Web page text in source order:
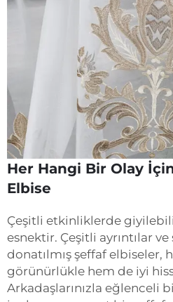
Her Hangi Bir Olay
Elbise
Çeşitli etkinliklerde
esnektir. Çeşitli ayrıntılar
donatılmış şeffaf elbiseler,
görünürlükle hem de iyi
Arkadaşlarınızla eğlenceli